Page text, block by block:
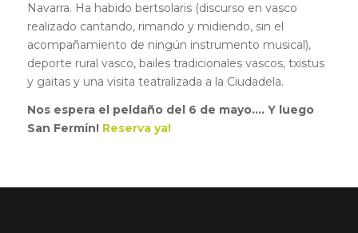
Navarra. Ha habido bertsolaris (discurso en vasco
realizado cantando, rimando y midiendo, sin el
acompañamiento de ningún instrumento musical),
deporte rural vasco, bailes tradicionales vascos, txistus
y gaitas y una visita teatralizada a la Ciudadela.
Nos espera el peldaño del 6 de mayo…. Y luego
San Fermín! Reserva ya!